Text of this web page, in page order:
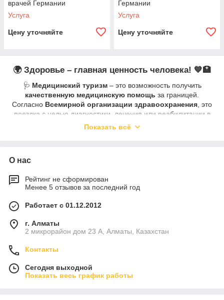
врачей Германии
Услуга
Цену уточняйте
Германии
Услуга
Цену уточняйте
🌍 Здоровье – главная ценность человека! 💙🏥
🩺 Медицинский туризм– это возможность получить
качественную медицинскую помощь за границей.
Согласно Всемирной организации здравоохранения , это
поездка с целью диагностики, лечения или реабилитации в
ведущих клиниках мира.
✔️ Современное оборудование и инновационные методы 🏥
✔️ Высококвалифицированные специалисты 👨‍⚕️👩‍⚕️
✔️ Второе мнение от ведущих врачей 🌍
✔️ Комфортный сервис и забота о пациентах 💙
лучшую медицинскую помощь
Показать всё
О нас
Рейтинг не сформирован
Менее 5 отзывов за последний год
Работает с 01.12.2012
г. Алматы
2 микрорайон дом 23 А, Алматы, Казахстан
Контакты
Сегодня выходной
Показать весь график работы